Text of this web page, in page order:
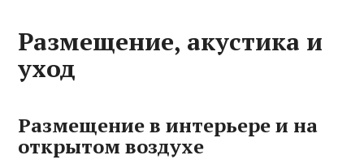
Размещение, акустика и
уход
Размещение в интерьере и на
открытом воздухе